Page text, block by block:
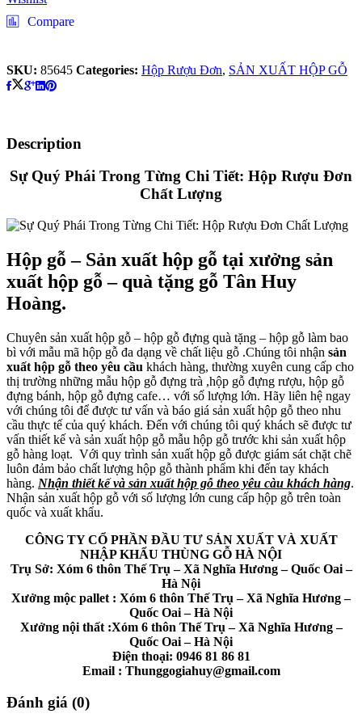
Compare
SKU: 85645 Categories: Hộp Rượu Đơn, SẢN XUẤT HỘP GỖ
Description
Sự Quý Phái Trong Từng Chi Tiết: Hộp Rượu Đơn
Chất Lượng
Hộp gỗ – Sản xuất hộp gỗ tại xưởng sản
xuất hộp gỗ – quà tặng gỗ Tân Huy
Hoàng.
Chuyên sản xuất hộp gỗ – hộp gỗ đựng quà tặng – hộp gỗ làm bao
bì với mẫu mã hộp gỗ đa dạng về chất liệu gỗ .Chúng tôi nhận sản
xuất hộp gỗ theo yêu cầu khách hàng, thường xuyên cung cấp cho
thị trường những mẫu hộp gỗ đựng trà ,hộp gỗ đựng rượu, hộp gỗ
đựng bánh, hộp gỗ đựng cafe… với số lượng lớn. Hãy liên hệ ngay
với chúng tôi để được tư vấn và báo giá sản xuất hộp gỗ theo nhu
cầu thực tế của quý khách. Đến với chúng tôi quý khách sẽ được tư
vấn thiết kế và sản xuất hộp gỗ mẫu hộp gỗ trước khi sản xuất hộp
gỗ hàng loạt. Với quy trình sản xuất hộp gỗ được giám sát chặt chẽ
luôn đảm bảo chất lượng hộp gỗ thành phẩm khi đến tay khách
hàng. Nhận thiết kế và sản xuất hộp gỗ theo yêu càu khách hàng.
Nhận sản xuất hộp gỗ với số lượng lớn cung cấp hộp gỗ trên toàn
quốc và xuất khẩu.
CÔNG TY CỔ PHẦN ĐẦU TƯ SẢN XUẤT VÀ XUẤT
NHẬP KHẨU THÙNG GỖ HÀ NỘI
Trụ Sở: Xóm 6 thôn Thế Trụ – Xã Nghĩa Hương – Quốc Oai –
Hà Nội
Xưởng mộc pallet : Xóm 6 thôn Thế Trụ – Xã Nghĩa Hương –
Quốc Oai – Hà Nội
Xưởng nội thất :Xóm 6 thôn Thế Trụ – Xã Nghĩa Hương –
Quốc Oai – Hà Nội
Điện thoại: 0946 81 86 81
Email : Thunggogiahuy@gmail.com
Đánh giá (0)